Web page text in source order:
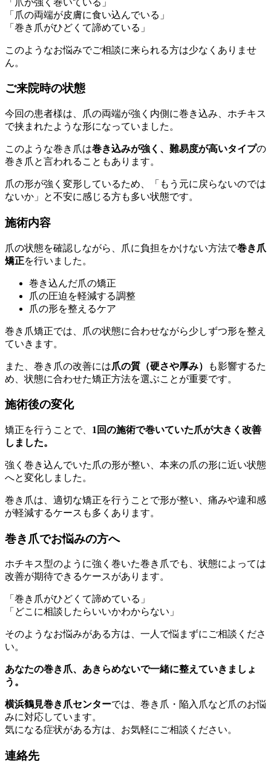
「爪の両端が皮膚に食い込んでいる」
「巻き爪がひどくて諦めている」
このようなお悩みでご相談に来られる方は少なくありませ
ん。
ご来院時の状態
今回の患者様は、爪の両端が強く内側に巻き込み、ホチキス
で挟まれたような形になっていました。
このような巻き爪は巻き込みが強く、難易度が高いタイプの
巻き爪と言われることもあります。
爪の形が強く変形しているため、「もう元に戻らないのでは
ないか」と不安に感じる方も多い状態です。
施術内容
爪の状態を確認しながら、爪に負担をかけない方法で巻き爪
矯正を行いました。
巻き込んだ爪の矯正
爪の圧迫を軽減する調整
爪の形を整えるケア
巻き爪矯正では、爪の状態に合わせながら少しずつ形を整え
ていきます。
また、巻き爪の改善には爪の質（硬さや厚み）
も影響するた
め、状態に合わせた矯正方法を選ぶことが重要です。
施術後の変化
矯正を行うことで、 1回の施術で巻いていた爪が大きく改善
しました。
強く巻き込んでいた爪の形が整い、本来の爪の形に近い状態
へと変化しました。
巻き爪は、適切な矯正を行うことで形が整い、痛みや違和感
が軽減するケースも多くあります。
巻き爪でお悩みの方へ
ホチキス型のように強く巻いた巻き爪でも、状態によっては
改善が期待できるケースがあります。
「巻き爪がひどくて諦めている」
「どこに相談したらいいかわからない」
そのようなお悩みがある方は、一人で悩まずにご相談くださ
い。
あなたの巻き爪、あきらめないで一緒に整えていきましょ
う。
横浜鶴見巻き爪センターでは、巻き爪・陥入爪など爪のお悩
みに対応しています。
気になる症状がある方は、お気軽にご相談ください。
連絡先